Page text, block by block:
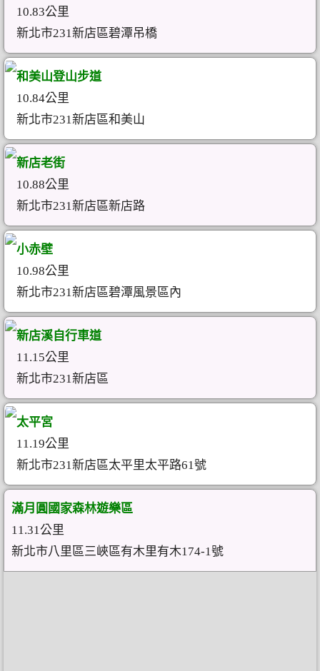
10.83公里
新北市231新店區碧潭吊橋
和美山登山步道
10.84公里
新北市231新店區和美山
新店老街
10.88公里
新北市231新店區新店路
小赤壁
10.98公里
新北市231新店區碧潭風景區內
新店溪自行車道
11.15公里
新北市231新店區
太平宮
11.19公里
新北市231新店區太平里太平路61號
滿月圓國家森林遊樂區
11.31公里
新北市八里區三峽區有木里有木174-1號